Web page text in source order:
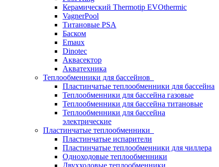
Керамический Thermotip EVOthermic
VagnerPool
Титановые PSA
Баском
Emaux
Dinotec
Аквасектор
Акватехника
Теплообменники для бассейнов
Пластинчатые теплообменники для бассейна
Теплообменники для бассейна газовые
Теплообменники для бассейна титановые
Теплообменники для бассейна
электрические
Пластинчатые теплообменники
Пластинчатые испарители
Пластинчатые теплообменники для чиллера
Одноходовые теплообменники
Двухходовые теплообменники